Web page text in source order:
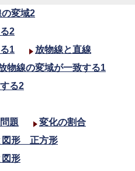
の変域2
2
1
放物線と直線
物線の変域が一致する1
る2
題
変化の割合
図形 正方形
図形